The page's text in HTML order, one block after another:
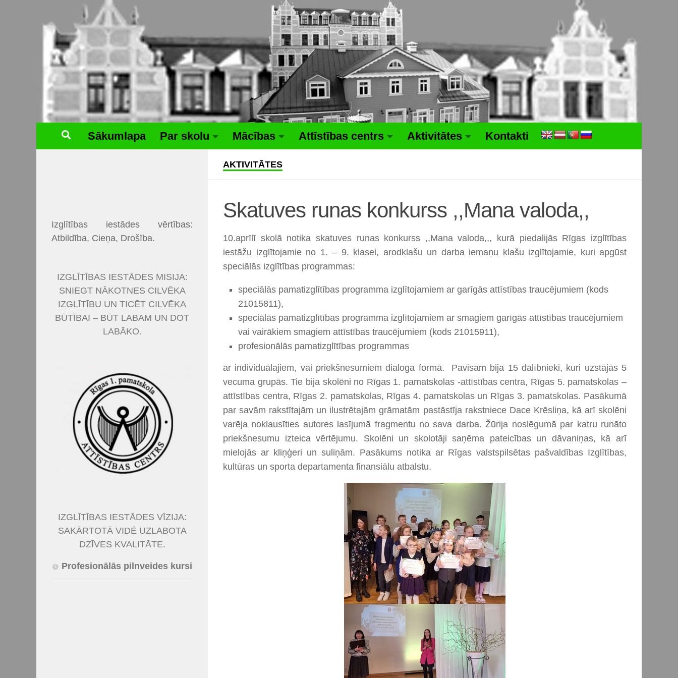
Sākumlapa Par skolu Mācības Attīstības centrs Aktivitātes Kontakti
AKTIVITĀTES
Skatuves runas konkurss ,,Mana valoda,,
10.aprīlī skolā notika skatuves runas konkurss ,,Mana valoda,,, kurā piedalijās Rīgas izglītības
iestāžu izglītojamie no 1. – 9. klasei, arodklašu un darba iemaņu klašu izglītojamie, kuri apgūst
speciālās izglītības programmas:
speciālās pamatizglītības programma izglītojamiem ar garīgās attīstības traucējumiem (kods
21015811),
speciālās pamatizglītības programma izglītojamiem ar smagiem garīgās attīstības traucējumiem
vai vairākiem smagiem attīstības traucējumiem (kods 21015911),
profesionālās pamatizglītības programmas
ar individuālajiem, vai priekšnesumiem dialoga formā. Pavisam bija 15 dalībnieki, kuri uzstājās 5
vecuma grupās. Tie bija skolēni no Rīgas 1. pamatskolas -attīstības centra, Rīgas 5. pamatskolas –
attīstības centra, Rīgas 2. pamatskolas, Rīgas 4. pamatskolas un Rīgas 3. pamatskolas. Pasākumā
par savām rakstītajām un ilustrētajām grāmatām pastāstīja rakstniece Dace Krēsliņa, kā arī skolēni
varēja noklausīties autores lasījumā fragmentu no sava darba. Žūrija noslēgumā par katru runāto
priekšnesumu izteica vērtējumu. Skolēni un skolotāji saņēma pateicības un dāvaniņas, kā arī
mielojās ar kliņģeri un suliņām. Pasākums notika ar Rīgas valstspilsētas pašvaldības Izglītības,
kultūras un sporta departamenta finansiālu atbalstu.
Izglītības iestādes vērtības:
Atbildība, Cieņa, Drošība.
IZGLĪTĪBAS IESTĀDES MISIJA:
SNIEGT NĀKOTNES CILVĒKA
IZGLĪTĪBU UN TICĒT CILVĒKA
BŪTĪBAI – BŪT LABAM UN DOT
LABĀKO.
IZGLĪTĪBAS IESTĀDES VĪZIJA:
SAKĀRTOTĀ VIDĒ UZLABOTA
DZĪVES KVALITĀTE.
Profesionālās pilnveides kursi